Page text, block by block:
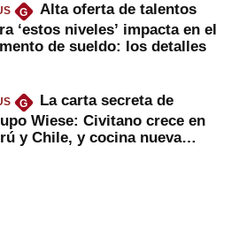
G
Alta oferta de talentos
‘estos niveles’ impacta en el
de sueldo: los detalles
G
La carta secreta de
Wiese: Civitano crece en
y Chile, y cocina nueva